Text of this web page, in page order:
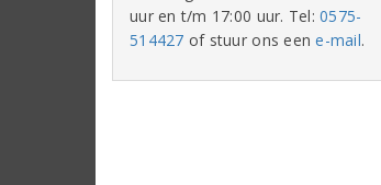
uur en t/m 17:00 uur. Tel:0575-
514427 of stuur ons eene-mail.